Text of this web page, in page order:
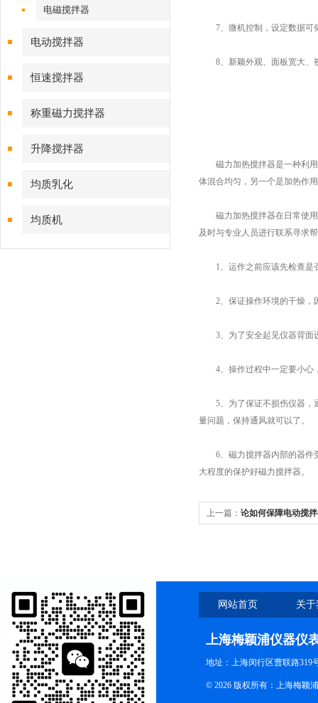
电磁搅拌器
电动搅拌器
恒速搅拌器
称重磁力搅拌器
升降搅拌器
均质乳化
均质机
7、微机控制，设定数据可
8、新颖外观、面板宽大、
磁力加热搅拌器是一种利用
体混合均匀，另一个是加热作
磁力加热搅拌器在日常使用
及时与专业人员进行联系寻求
1、运作之前应该先检查是否
2、保证操作环境的干燥，
3、为了安全起见仪器背面
4、操作过程中一定要小心
5、为了保证不损伤仪器，通
量问题，保持通风就可以了。
6、磁力搅拌器内部的器件受
大程度的保护好磁力搅拌器。
上一篇： 论如何保障电动搅
网站首页 关
上海梅颖浦仪器仪
地址：上海闵行区曹联路319
© 2026 版权所有：上海梅颖